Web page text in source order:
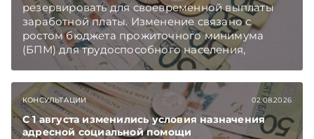
резервировать для своевременной выплаты
заработной платы. Изменение связано с
ростом бюджета прожиточного минимума
(БПМ) для трудоспособного населения,
сообщает Минтруда и соцзащиты.
Главное об экономике Беларуси — раньше,
чем в новостях TelegramViber
КОНСУЛЬТАЦИИ 02.08.2026
С 1 августа изменились условия назначения
адресной социальной помощи